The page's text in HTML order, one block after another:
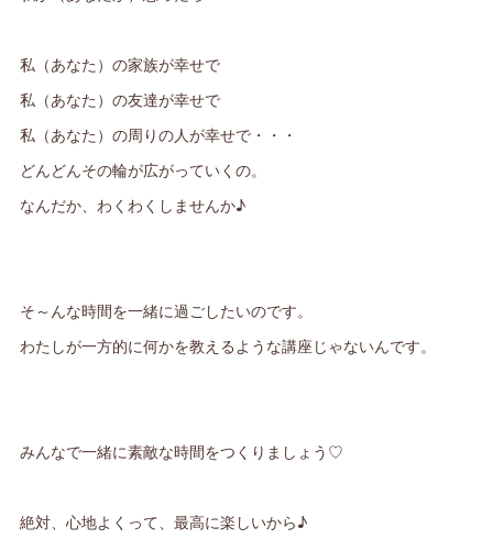
私（あなた）の家族が幸せで
私（あなた）の友達が幸せで
私（あなた）の周りの人が幸せで・・・
どんどんその輪が広がっていくの。
なんだか、わくわくしませんか♪
そ～んな時間を一緒に過ごしたいのです。
わたしが一方的に何かを教えるような講座じゃないんです。
みんなで一緒に素敵な時間をつくりましょう♡
絶対、心地よくって、最高に楽しいから♪